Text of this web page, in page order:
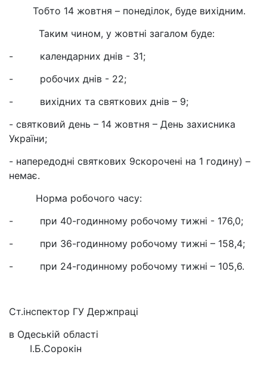
Тобто 14 жовтня – понеділок, буде вихідним.
Таким чином, у жовтні загалом буде:
- календарних днів - 31;
- робочих днів - 22;
- вихідних та святкових днів – 9;
- святковий день – 14 жовтня – День захисника
України;
- напередодні святкових 9скорочені на 1 годину) –
немає.
Норма робочого часу:
- при 40-годинному робочому тижні - 176,0;
- при 36-годинному робочому тижні – 158,4;
- при 24-годинному робочому тижні – 105,6.
Ст.інспектор ГУ Держпраці
в Одеській області
І.Б.Сорокін